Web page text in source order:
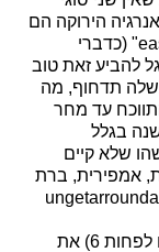
הירוקה הם
" (כדברי
להביע זאת טוב
תדחוף, מה
עד מחר
בגלל
שלא קיים
אמפירית, ברת
מדינות אירופה דוחפות חזק, כבר 10 שנים (או לפחות 6) את